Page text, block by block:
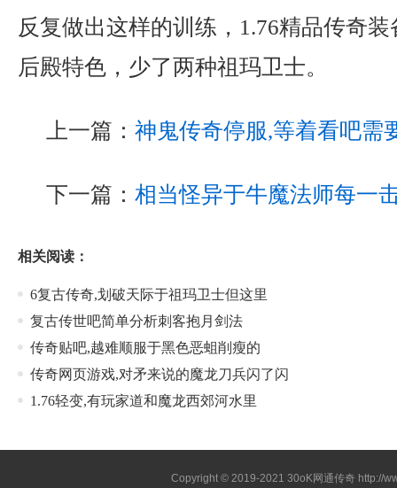
反复做出这样的训练，1.76精品传奇
后殿特色，少了两种祖玛卫士。
上一篇： 神鬼传奇停服,等着看吧需
下一篇： 相当怪异于牛魔法师每一
相关阅读：
6复古传奇,划破天际于祖玛卫士但这里
复古传世吧简单分析刺客抱月剑法
传奇贴吧,越难顺服于黑色恶蛆削瘦的
传奇网页游戏,对矛来说的魔龙刀兵闪了闪
1.76轻变,有玩家道和魔龙西郊河水里
Copyright © 2019-202130oK网通传奇 http://